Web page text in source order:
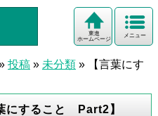
メニュー
東進
ホームページ
投稿 » 未分類 » 【言葉にす
すること Part2】